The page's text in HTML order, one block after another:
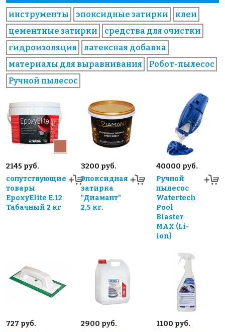
инструменты эпоксидные затирки
клеи
цементные затирки
средства для очистки
гидроизоляция
латексная добавка
материалы для выравнивания
Робот-пылесос
Ручной пылесос
2145 руб.
сопутствующие
товары
EpoxyElite E.12
Табачный 2 кг
3200 руб.
Эпоксидная
затирка
"Диамант"
2,5 кг.
40000 руб.
Ручной
пылесос
Watertech
Pool
Blaster
MAX (Li-
ion)
727 руб.
2900 руб.
1100 руб.